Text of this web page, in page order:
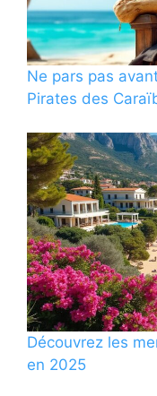
Ne pars pas
Pirates des
Découvrez les
en 2025